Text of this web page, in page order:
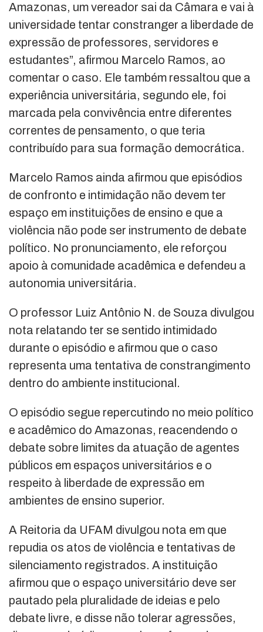
Amazonas, um vereador sai da Câmara e vai à
universidade tentar constranger a liberdade de
expressão de professores, servidores e
estudantes”, afirmou Marcelo Ramos, ao
comentar o caso. Ele também ressaltou que a
experiência universitária, segundo ele, foi
marcada pela convivência entre diferentes
correntes de pensamento, o que teria
contribuído para sua formação democrática.
Marcelo Ramos ainda afirmou que episódios
de confronto e intimidação não devem ter
espaço em instituições de ensino e que a
violência não pode ser instrumento de debate
político. No pronunciamento, ele reforçou
apoio à comunidade acadêmica e defendeu a
autonomia universitária.
O professor Luiz Antônio N. de Souza divulgou
nota relatando ter se sentido intimidado
durante o episódio e afirmou que o caso
representa uma tentativa de constrangimento
dentro do ambiente institucional.
O episódio segue repercutindo no meio político
e acadêmico do Amazonas, reacendendo o
debate sobre limites da atuação de agentes
públicos em espaços universitários e o
respeito à liberdade de expressão em
ambientes de ensino superior.
A Reitoria da UFAM divulgou nota em que
repudia os atos de violência e tentativas de
silenciamento registrados. A instituição
afirmou que o espaço universitário deve ser
pautado pela pluralidade de ideias e pelo
debate livre, e disse não tolerar agressões,